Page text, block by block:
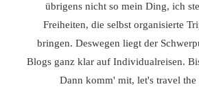
übrigens nicht so mein Ding, ich
Freiheiten, die selbst organisierte
bringen. Deswegen liegt der
Blogs ganz klar auf Individualreisen.
Dann komm' mit, let's travel